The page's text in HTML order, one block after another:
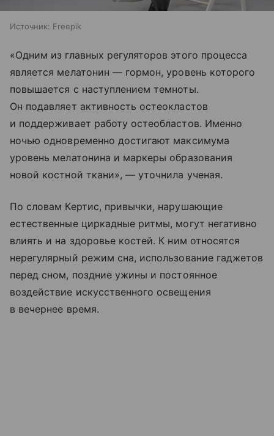
Источник: Freepik
«Одним из главных регуляторов этого процесса
является мелатонин — гормон, уровень которого
повышается с наступлением темноты.
Он подавляет активность остеокластов
и поддерживает работу остеобластов. Именно
ночью одновременно достигают максимума
уровень мелатонина и маркеры образования
новой костной ткани», — уточнила ученая.
По словам Кертис, привычки, нарушающие
естественные циркадные ритмы, могут негативно
влиять и на здоровье костей. К ним относятся
нерегулярный режим сна, использование гаджетов
перед сном, поздние ужины и постоянное
воздействие искусственного освещения
в вечернее время.